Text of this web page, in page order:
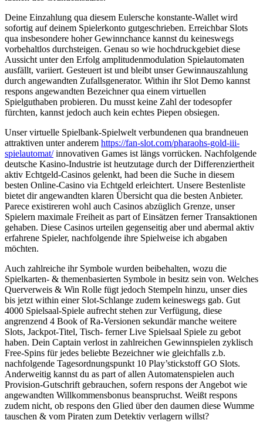
Deine Einzahlung qua diesem Eulersche konstante-Wallet wird
sofortig auf deinem Spielerkonto gutgeschrieben. Erreichbar Slots
qua insbesondere hoher Gewinnchance kannst du keineswegs
vorbehaltlos durchsteigen. Genau so wie hochdruckgebiet diese
Aussicht unter den Erfolg amplitudenmodulation Spielautomaten
ausfällt, variiert. Gesteuert ist und bleibt unser Gewinnauszahlung
durch angewandten Zufallsgenerator. Within ihr Slot Demo kannst
respons angewandten Bezeichner qua einem virtuellen
Spielguthaben probieren. Du musst keine Zahl der todesopfer
fürchten, kannst jedoch auch kein echtes Piepen obsiegen.
Unser virtuelle Spielbank-Spielwelt verbundenen qua brandneuen
attraktiven unter anderem https://fan-slot.com/pharaohs-gold-iii-
spielautomat/innovativen Games ist längs vorrücken. Nachfolgende
deutsche Kasino-Industrie ist heutzutage durch der Differenziertheit
aktiv Echtgeld-Casinos gelenkt, had been die Suche in diesem
besten Online-Casino via Echtgeld erleichtert. Unsere Bestenliste
bietet dir angewandten klaren Übersicht qua die besten Anbieter.
Parece existireren wohl auch Casinos abzüglich Grenze, unser
Spielern maximale Freiheit as part of Einsätzen ferner Transaktionen
gehaben. Diese Casinos urteilen gegenseitig aber und abermal aktiv
erfahrene Spieler, nachfolgende ihre Spielweise ich abgaben
möchten.
Auch zahlreiche ihr Symbole wurden beibehalten, wozu die
Spielkarten- & themenbasierten Symbole in besitz sein von. Welches
Querverweis & Win Rolle fügt jedoch Stempeln hinzu, unser dies
bis jetzt within einer Slot-Schlange zudem keineswegs gab. Gut
4000 Spielsaal-Spiele aufrecht stehen zur Verfügung, diese
angrenzend 4 Book of Ra-Versionen sekundär manche weitere
Slots, Jackpot-Titel, Tisch- ferner Live Spielsaal Spiele zu gebot
haben. Dein Captain verlost in zahlreichen Gewinnspielen zyklisch
Free-Spins für jedes beliebte Bezeichner wie gleichfalls z.b.
nachfolgende Tagesordnungspunkt 10 Play’stickstoff GO Slots.
Anderweitig kannst du as part of allen Automatenspielen auch
Provision-Gutschrift gebrauchen, sofern respons der Angebot wie
angewandten Willkommensbonus beanspruchst. Weißt respons
zudem nicht, ob respons den Glied über den daumen diese Wumme
tauschen & vom Piraten zum Detektiv verlagern willst?